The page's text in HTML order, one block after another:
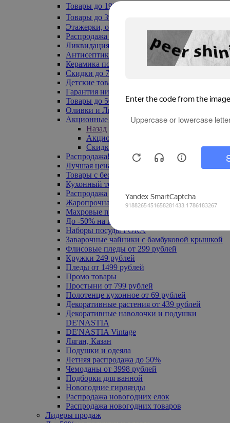
Товары до 199₽
Товары до 399₽
Этажерки, обувницы
Распродажа текстиля до -50%
Ликвидация до -70%
Антисептики
Керамика по 129 руб
Скидки до 70%
Детские товары
Гарантия низкой цены
Товары до 500 руб
Оливки и Лимоны
Акционные товары
Назад
Акционные товары
Скидка 20% по промокоду
Распродажа! Ульяновск до -70%
Лучшая цена
Товары с бесплатной доставкой
Кухонный текстиль
Распродажа до -50%
Жаропрочная посуда
Махровые полотенца
До -50% на ковры
Наборы посуды FORA
Заварочные чайники с бамбуковой крышкой
Флисовые пледы от 299 рублей
Кружки 249 рублей
Пледы от 1499 рублей
Промо товары
Простыни от 799 рублей
Полотенце кухонное от 69 рублей
Декоративные растения от 439 рублей
Декоративные наволочки и подушки
DE'NASTIA
DE'NASTIA Vintage
Ляган, Казан
Подушки и одеяла
Летняя распродажа до 50%
Чемоданы от 3998 рублей
Подборки для ванной
Новогодние гирлянды
Распродажа новогодних елок
Распродажа новогодних товаров
Лидеры продаж